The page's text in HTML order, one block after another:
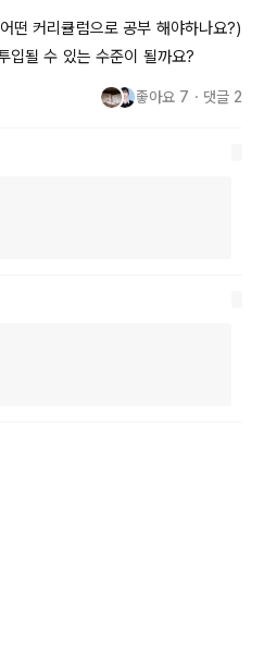
떤 커리큘럼으로 공부 해야하나요?)
입될 수 있는 수준이 될까요?
좋아요 7 ・ 댓글 2